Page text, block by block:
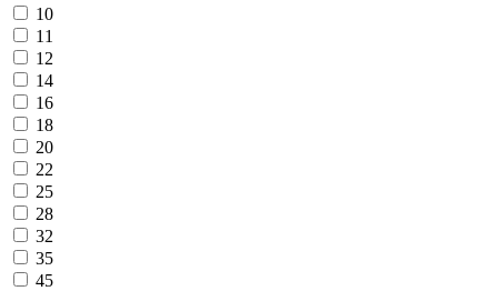
10
11
12
14
16
18
20
22
25
28
32
35
45